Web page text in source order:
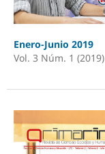
Enero-Junio 2019
Vol. 3 Núm. 1 (2019)